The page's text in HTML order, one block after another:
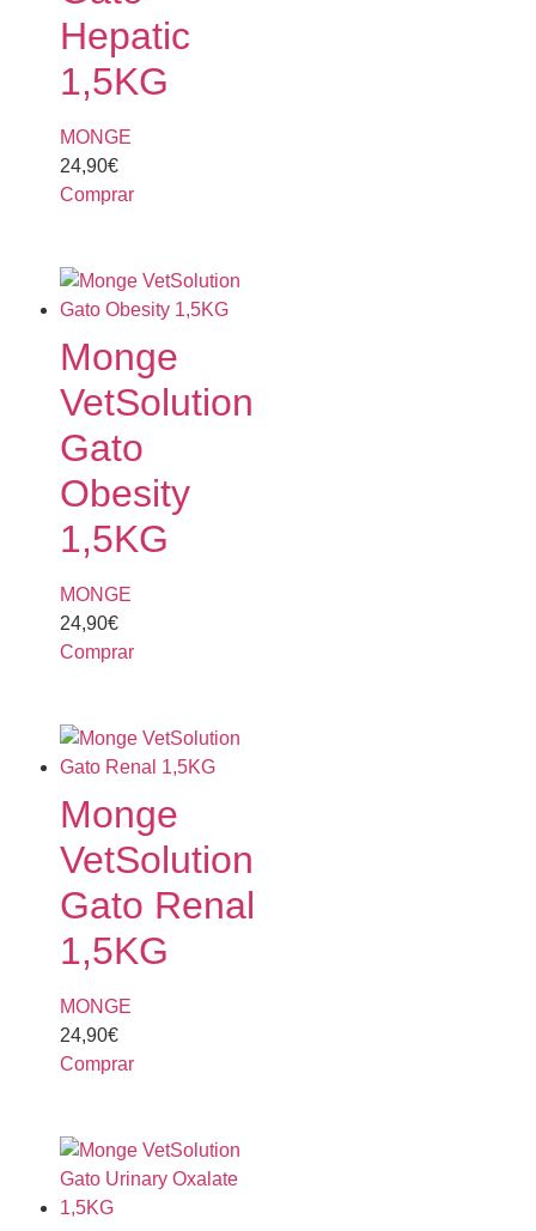
Hepatic
1,5KG
MONGE
24,90€
Comprar
Monge
VetSolution
Gato
Obesity
1,5KG
MONGE
24,90€
Comprar
Monge
VetSolution
Gato Renal
1,5KG
MONGE
24,90€
Comprar